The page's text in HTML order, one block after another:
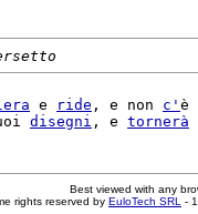
e ride , e non c' è
disegni , e tornerà
Best viewed with any
rights reserved by EuloTech SRL -